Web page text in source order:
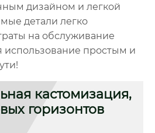
дизайном и легкой
детали легко
на обслуживание
простым и
кастомизация,
горизонтов